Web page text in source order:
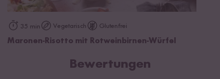
35 min Vegetarisch Glutenfrei
Maronen-Risotto mit Rotweinbirnen-Würfel
Bewertungen